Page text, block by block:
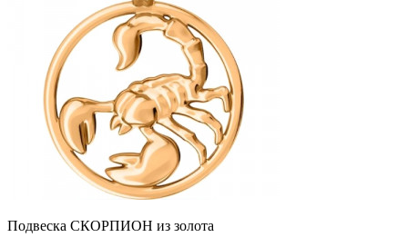
Подвеска СКОРПИОН из золота